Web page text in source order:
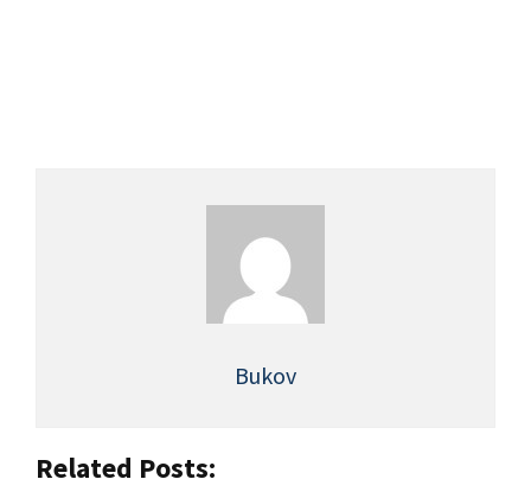
Bukov
Related Posts: